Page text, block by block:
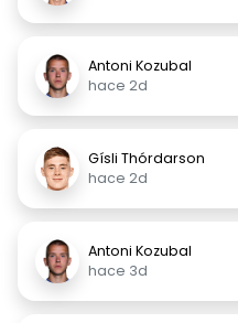
Antoni Kozubal
hace 2d
Gísli Thórdarson
hace 2d
Antoni Kozubal
hace 3d